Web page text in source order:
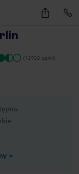
17
(12920 opinii)
»